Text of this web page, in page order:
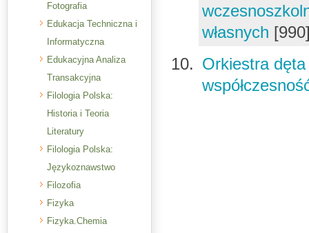
Fotografia
Edukacja Techniczna i
Informatyczna
Edukacyjna Analiza
Transakcyjna
Filologia Polska:
Historia i Teoria
Literatury
Filologia Polska:
Językoznawstwo
Filozofia
Fizyka
Fizyka.Chemia
własnych
Orkiestra